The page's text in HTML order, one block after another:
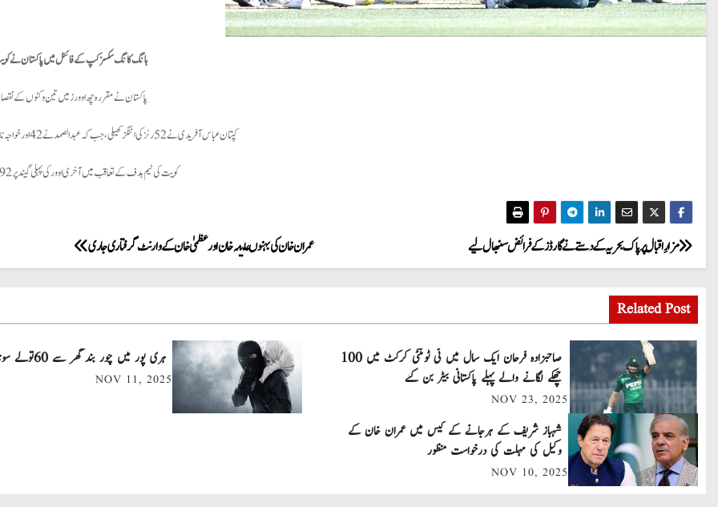
ہانگ کانگ سکسزکپ کے فائنل میں پاکستان
پاکستان نے مقررہ چھ اوورز میں تین وکٹوں کے نقصان پر135 رنز
کپتان عباس آفریدی نے 52 رنز کی اننگز کھیلی، جب کہ عبدالصمد نے 42 اور خواجہ نافع نے 22رنز بنائے۔
کویت کی ٹیم ہدف کے تعاقب میں آخری اوور کی پہلی گیند پر 92رنز بناکر آؤٹ ہوگئی۔
P
o
s
t
n
a
v
i
عمران خان کی بہنوں علیمہ خان اور عظمیٰ خان کے وارنٹ گرفتاری جاری مزارِ اقبال پر پاک بحریہ کے دستے نے گارڈز کے فرائض سنبھال لیے
Related Post
صاحبزادہ فرحان ایک سال میں ٹی ٹوئنٹی کرکٹ میں 100
چھکے لگانے والے پہلے پاکستانی بیٹر بن گئے
NOV 23, 2025
ہری پور میں چور بند گھر سے 60تولے سونا لے اڑے
NOV 11, 2025
شہباز شریف کے ہرجانے کے کیس میں عمران خان کے
وکیل کی مہلت کی درخواست منظور
NOV 10, 2025